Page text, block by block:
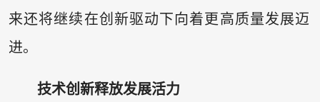
来还将继续在创新驱动下向着更高质量发展迈
进。
技术创新释放发展活力